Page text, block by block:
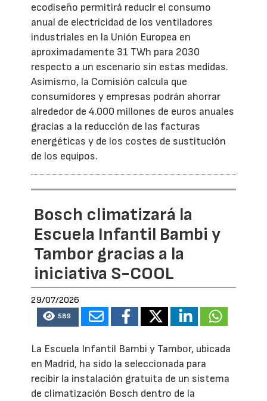
ecodiseño permitirá reducir el consumo
anual de electricidad de los ventiladores
industriales en la Unión Europea en
aproximadamente 31 TWh para 2030
respecto a un escenario sin estas medidas.
Asimismo, la Comisión calcula que
consumidores y empresas podrán ahorrar
alrededor de 4.000 millones de euros anuales
gracias a la reducción de las facturas
energéticas y de los costes de sustitución
de los equipos.
Bosch climatizará la
Escuela Infantil Bambi y
Tambor gracias a la
iniciativa S-COOL
29/07/2026
589
La Escuela Infantil Bambi y Tambor, ubicada
en Madrid, ha sido la seleccionada para
recibir la instalación gratuita de un sistema
de climatización Bosch dentro de la